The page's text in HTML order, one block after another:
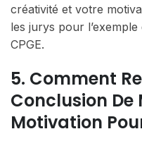
créativité et votre
les jurys pour
CPGE.
5. Comment
Conclusion De
Motivation